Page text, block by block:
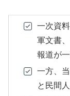
一次資
軍文書
報道が
一方、
と民間